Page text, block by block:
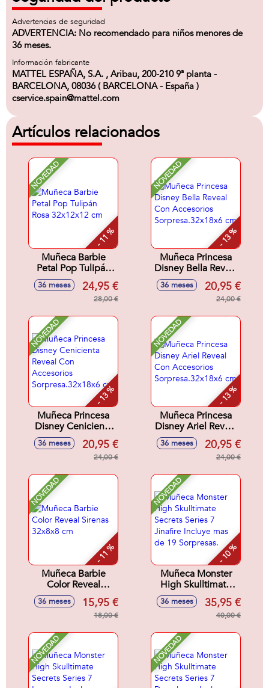
Advertencias de seguridad
ADVERTENCIA: No recomendado para niños menores de
36 meses.
Información fabricante
MATTEL ESPAÑA, S.A. , Aribau, 200-210 9ª planta -
BARCELONA, 08036 ( BARCELONA - España )
cservice.spain@mattel.com
Artículos relacionados
NOVEDAD
- 11 %
Muñeca Barbie
Petal Pop Tulipán
Rosa 32x12x12 cm
36 meses 24,95 €
28,00 €
NOVEDAD
- 13 %
Muñeca Princesa
Disney Bella Reveal
Con Accesorios
Sorpresa.32x18x6
36 meses 20,95 €
24,00 €
NOVEDAD
- 13 %
Muñeca Princesa
Disney Cenicienta
Reveal Con
Accesorios
Sorpresa.32x18x6
36 meses 20,95 €
24,00 €
NOVEDAD
- 13 %
Muñeca Princesa
Disney Ariel Reveal
Con Accesorios
Sorpresa.32x18x6
36 meses 20,95 €
24,00 €
NOVEDAD
- 11 %
Muñeca Barbie
Color Reveal
Sirenas 32x8x8 cm
36 meses 15,95 €
18,00 €
NOVEDAD
- 10 %
Muñeca Monster
High Skulltimate
Secrets Series 7
Jinafire Incluye mas
de 19 Sorpresas.
36 meses 35,95 €
40,00 €
NOVEDAD NOVEDAD